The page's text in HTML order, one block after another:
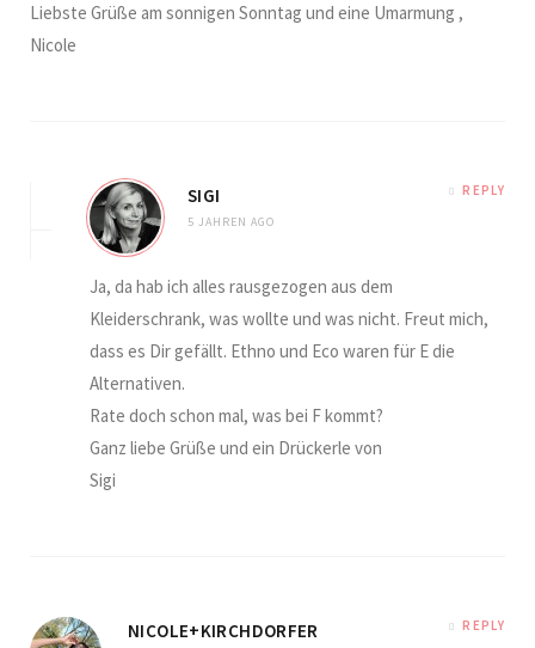
Liebste Grüße am sonnigen Sonntag und eine Umarmung ,
Nicole
SIGI
5 JAHREN AGO
REPLY
Ja, da hab ich alles rausgezogen aus dem
Kleiderschrank, was wollte und was nicht. Freut mich,
dass es Dir gefällt. Ethno und Eco waren für E die
Alternativen.
Rate doch schon mal, was bei F kommt?
Ganz liebe Grüße und ein Drückerle von
Sigi
NICOLE+KIRCHDORFER REPLY